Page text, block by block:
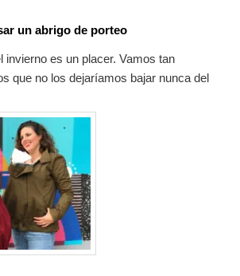
un abrigo de porteo
invierno es un placer. Vamos tan
que no los dejaríamos bajar nunca del